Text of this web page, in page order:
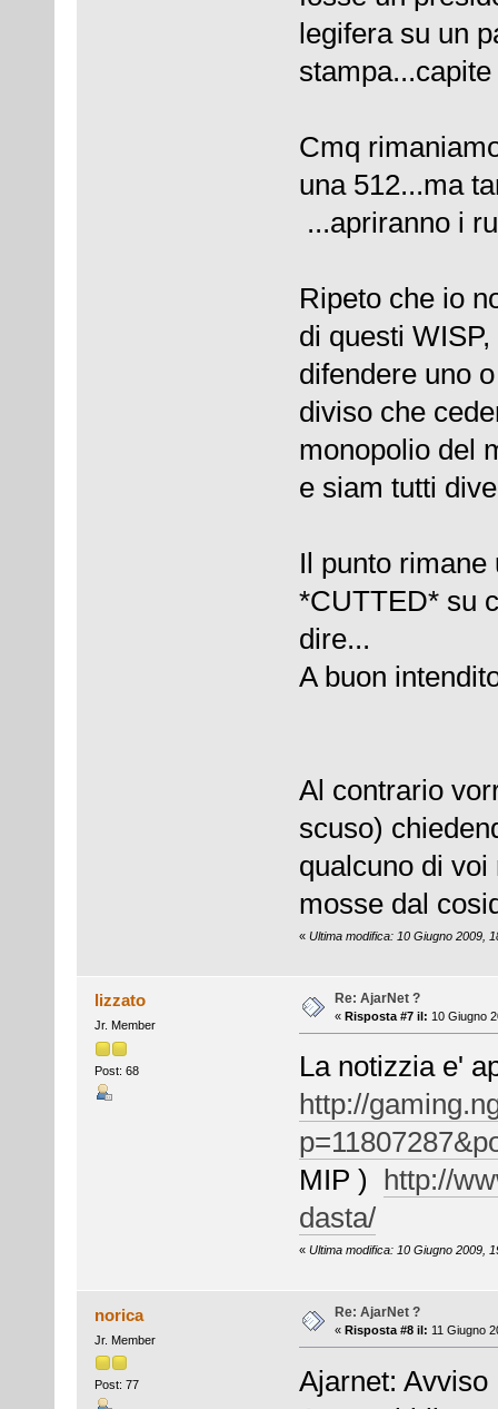
legifera su un
Cmq
una 512...ma
...apriranno i
Ripeto che io
di questi
difendere uno
diviso che
monopolio del
e siam tutti
Il punto
*CUTTED* su
dire...
A buon
Al contrario
scuso)
qualcuno di
mosse dal
« Ultima modifica: 10 Giugno 2009,
lizzato
Jr. Member
Post: 68
Re: AjarNet ?
« Risposta #7 il: 10 Giugno
La notizzia e'
http://
MIP ) http://
dasta/
« Ultima modifica: 10 Giugno 2009,
norica
Jr. Member
Post: 77
Re: AjarNet ?
« Risposta #8 il: 11 Giugno
Ajarnet: Avviso